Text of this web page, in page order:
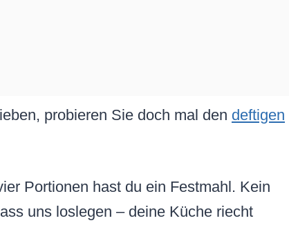
probieren Sie doch mal den deftigen
Portionen hast du ein Festmahl. Kein
uns loslegen – deine Küche riecht